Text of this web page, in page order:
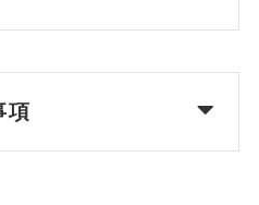
項